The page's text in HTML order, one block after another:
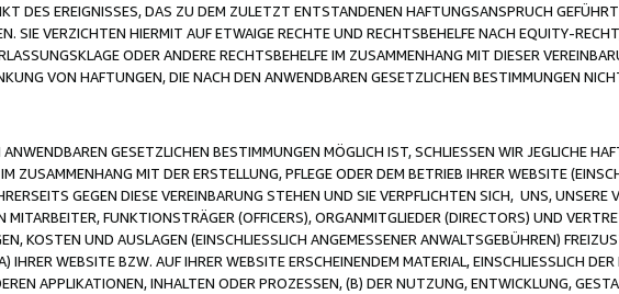
DES EREIGNISSES, DAS ZU DEM ZULETZT ENTSTANDENEN HAFTUNGSANSPRUCH
SIE VERZICHTEN HIERMIT AUF ETWAIGE RECHTE UND RECHTSBEHELFE NACH EQUITY-
ODER ANDERE RECHTSBEHELFE IM ZUSAMMENHANG MIT DIESER
VON HAFTUNGEN, DIE NACH DEN ANWENDBAREN GESETZLICHEN BESTIMMUNGEN
GESETZLICHEN BESTIMMUNGEN MÖGLICH IST, SCHLIESSEN WIR JEGLICHE
ZUSAMMENHANG MIT DER ERSTELLUNG, PFLEGE ODER DEM BETRIEB IHRER WEBSITE
GEGEN DIESE VEREINBARUNG STEHEN UND SIE VERPFLICHTEN SICH, UNS, UNSERE
FUNKTIONSTRÄGER (OFFICERS), ORGANMITGLIEDER (DIRECTORS) UND
KOSTEN UND AUSLAGEN (EINSCHLIESSLICH ANGEMESSENER ANWALTSGEBÜHREN)
WEBSITE BZW. AUF IHRER WEBSITE ERSCHEINENDEM MATERIAL, EINSCHLIESSLICH
APPLIKATIONEN, INHALTEN ODER PROZESSEN, (B) DER NUTZUNG, ENTWICKLUNG,